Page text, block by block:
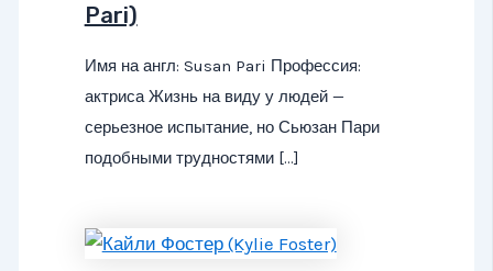
Pari)
Имя на англ: Susan Pari Профессия:
актриса Жизнь на виду у людей —
серьезное испытание, но Сьюзан Пари
подобными трудностями […]